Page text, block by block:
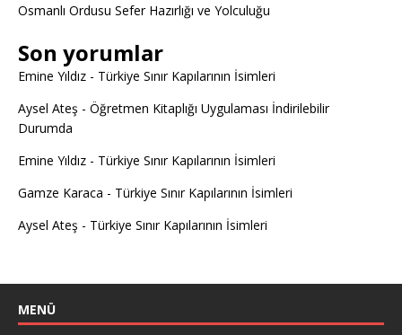
Osmanlı Ordusu Sefer Hazırlığı ve Yolculuğu
Son yorumlar
Emine Yıldız - Türkiye Sınır Kapılarının İsimleri
Aysel Ateş - Öğretmen Kitaplığı Uygulaması İndirilebilir
Durumda
Emine Yıldız - Türkiye Sınır Kapılarının İsimleri
Gamze Karaca - Türkiye Sınır Kapılarının İsimleri
Aysel Ateş - Türkiye Sınır Kapılarının İsimleri
MENÜ